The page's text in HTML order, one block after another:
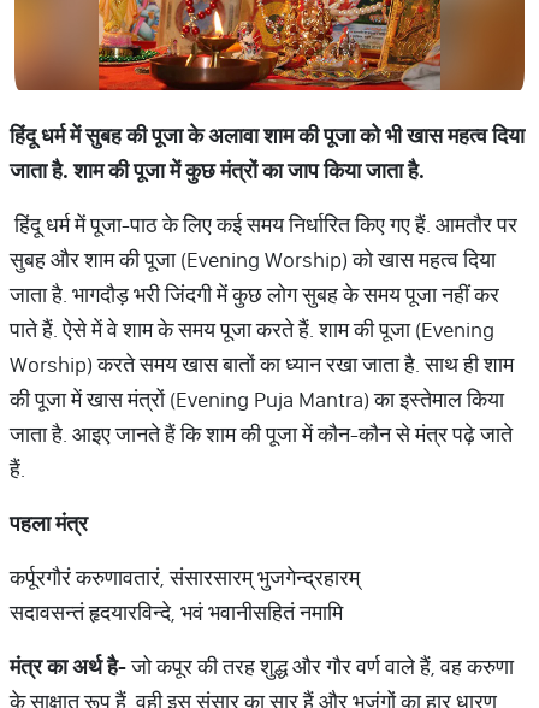
हिंदू धर्म में सुबह की पूजा के अलावा शाम की पूजा को भी खास महत्व दिया
जाता है. शाम की पूजा में कुछ मंत्रों का जाप किया जाता है.
हिंदू धर्म में पूजा-पाठ के लिए कई समय निर्धारित किए गए हैं. आमतौर पर
सुबह और शाम की पूजा (Evening Worship) को खास महत्व दिया
जाता है. भागदौड़ भरी जिंदगी में कुछ लोग सुबह के समय पूजा नहीं कर
पाते हैं. ऐसे में वे शाम के समय पूजा करते हैं. शाम की पूजा (Evening
Worship) करते समय खास बातों का ध्यान रखा जाता है. साथ ही शाम
की पूजा में खास मंत्रों (Evening Puja Mantra) का इस्तेमाल किया
जाता है. आइए जानते हैं कि शाम की पूजा में कौन-कौन से मंत्र पढ़े जाते
हैं.
पहलामंत्र
कर्पूरगौरं करुणावतारं, संसारसारम् भुजगेन्द्रहारम्
सदावसन्तं हृदयारविन्दे, भवं भवानीसहितं नमामि
मंत्रकाअर्थहै-जो कपूर की तरह शुद्ध और गौर वर्ण वाले हैं, वह करुणा
के साक्षात् रूप हैं, वही इस संसार का सार हैं और भुजंगों का हार धारण